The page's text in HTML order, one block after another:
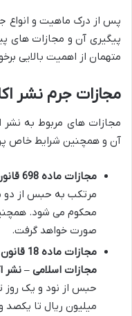
پس از درک ماهیت و انواع
پیگیری آن و مجازات های
متهمان از اهمیت بالایی
مجازات جرم نشر
مجازات های مربوط به نشر
آن و همچنین شرایط خاص
مجازات ماده 698 قانون مجازات اسلامی (نشر اکاذیب سنتی):
محکوم می شود.
صورت خواهد گرفت.
مجازات اسلامی –
حبس از نود و یک روز